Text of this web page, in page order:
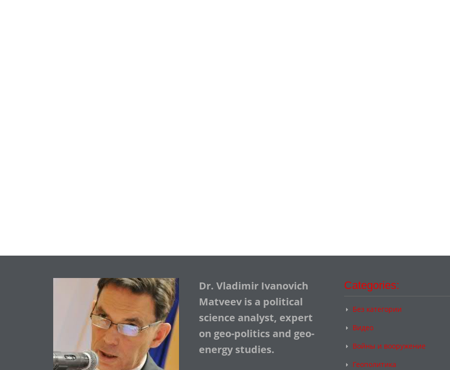
Dr. Vladimir Ivanovich
Matveev is a political
science analyst, expert
on geo-politics and geo-
energy studies.
Categories:
Без категории
Видео
Войны и вооружение
Геополитика